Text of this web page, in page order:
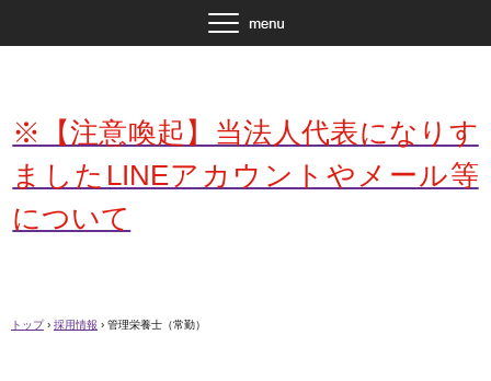
※【注意喚起】当法人代表になりす
ましたLINEアカウントやメール等
について
トップ › 採用情報 › 管理栄養士（常勤）